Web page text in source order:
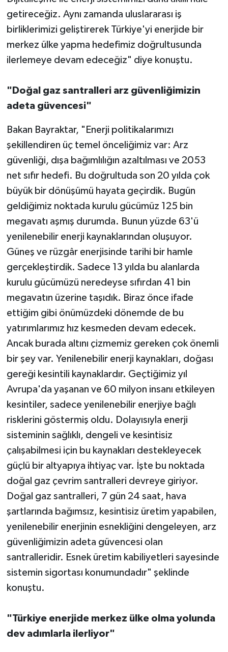
getireceğiz. Aynı zamanda uluslararası iş
birliklerimizi geliştirerek Türkiye'yi enerjide bir
merkez ülke yapma hedefimiz doğrultusunda
ilerlemeye devam edeceğiz" diye konuştu.
"Doğal gaz santralleri arz güvenliğimizin
adeta güvencesi"
Bakan Bayraktar, "Enerji politikalarımızı
şekillendiren üç temel önceliğimiz var: Arz
güvenliği, dışa bağımlılığın azaltılması ve 2053
net sıfır hedefi. Bu doğrultuda son 20 yılda çok
büyük bir dönüşümü hayata geçirdik. Bugün
geldiğimiz noktada kurulu gücümüz 125 bin
megavatı aşmış durumda. Bunun yüzde 63'ü
yenilenebilir enerji kaynaklarından oluşuyor.
Güneş ve rüzgâr enerjisinde tarihi bir hamle
gerçekleştirdik. Sadece 13 yılda bu alanlarda
kurulu gücümüzü neredeyse sıfırdan 41 bin
megavatın üzerine taşıdık. Biraz önce ifade
ettiğim gibi önümüzdeki dönemde de bu
yatırımlarımız hız kesmeden devam edecek.
Ancak burada altını çizmemiz gereken çok önemli
bir şey var. Yenilenebilir enerji kaynakları, doğası
gereği kesintili kaynaklardır. Geçtiğimiz yıl
Avrupa'da yaşanan ve 60 milyon insanı etkileyen
kesintiler, sadece yenilenebilir enerjiye bağlı
risklerini göstermiş oldu. Dolayısıyla enerji
sisteminin sağlıklı, dengeli ve kesintisiz
çalışabilmesi için bu kaynakları destekleyecek
güçlü bir altyapıya ihtiyaç var. İşte bu noktada
doğal gaz çevrim santralleri devreye giriyor.
Doğal gaz santralleri, 7 gün 24 saat, hava
şartlarında bağımsız, kesintisiz üretim yapabilen,
yenilenebilir enerjinin esnekliğini dengeleyen, arz
güvenliğimizin adeta güvencesi olan
santralleridir. Esnek üretim kabiliyetleri sayesinde
sistemin sigortası konumundadır" şeklinde
konuştu.
"Türkiye enerjide merkez ülke olma yolunda
dev adımlarla ilerliyor"